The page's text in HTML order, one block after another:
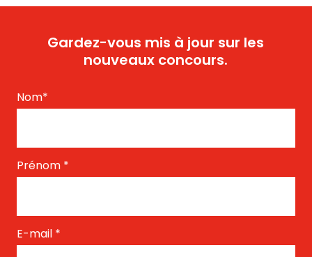
Gardez-vous mis à jour sur les
nouveaux concours.
Nom*
Prénom *
E-mail *